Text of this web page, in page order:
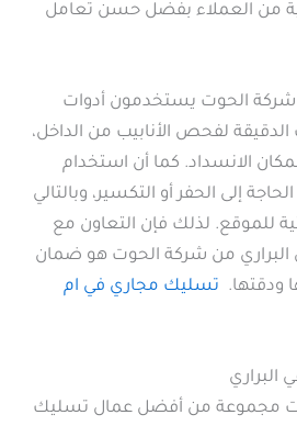
من العملاء بفضل حسن تعامل
شركة الحوت يستخدمون أدوات
لفحص الأنابيب من الداخل،
الانسداد. كما أن استخدام
إلى الحفر أو التكسير، وبالتالي
للموقع. لذلك فإن التعاون مع
من شركة الحوت هو ضمان
ودقتها. تسليك مجاري في ام
مجموعة من أفضل عمال تسليك